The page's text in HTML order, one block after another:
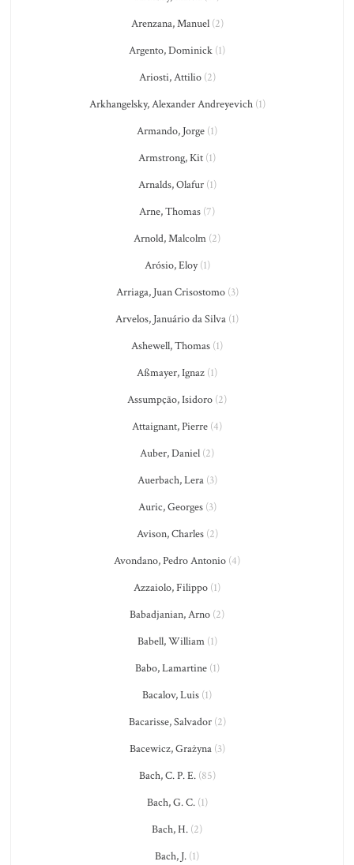
Arenzana, Manuel(2)
Argento, Dominick (1)
Ariosti, Attilio(2)
Arkhangelsky, Alexander Andreyevich(1)
Armando, Jorge (1)
Armstrong, Kit (1)
Arnalds, Olafur(1)
Arne, Thomas (7)
Arnold, Malcolm (2)
Arósio, Eloy(1)
Arriaga, Juan Crisostomo(3)
Arvelos, Januário da Silva (1)
Ashewell, Thomas (1)
Aßmayer, Ignaz (1)
Assumpção, Isidoro (2)
Attaignant, Pierre (4)
Auber, Daniel (2)
Auerbach, Lera(3)
Auric, Georges(3)
Avison, Charles(2)
Avondano, Pedro Antonio (4)
Azzaiolo, Filippo (1)
Babadjanian, Arno (2)
Babell, William(1)
Babo, Lamartine(1)
Bacalov, Luis (1)
Bacarisse, Salvador(2)
Bacewicz, Grażyna(3)
Bach, C. P. E.(85)
Bach, G. C.(1)
Bach, H. (2)
Bach, J. (1)